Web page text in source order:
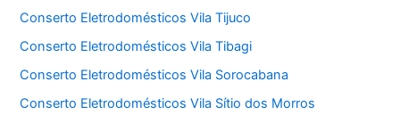
Conserto Eletrodomésticos Vila Tijuco
Conserto Eletrodomésticos Vila Tibagi
Conserto Eletrodomésticos Vila Sorocabana
Conserto Eletrodomésticos Vila Sítio dos Morros